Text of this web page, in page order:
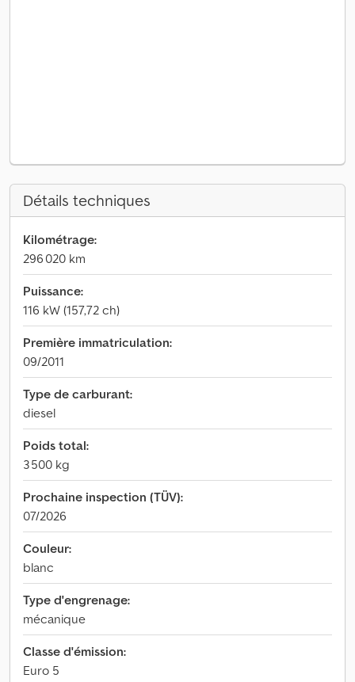
Détails techniques
Kilométrage:
296 020 km
Puissance:
116 kW (157,72 ch)
Première immatriculation:
09/2011
Type de carburant:
diesel
Poids total:
3 500 kg
Prochaine inspection (TÜV):
07/2026
Couleur:
blanc
Type d'engrenage:
mécanique
Classe d'émission:
Euro 5